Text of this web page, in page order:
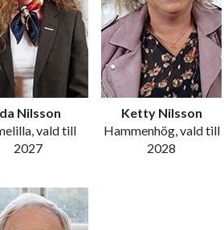
Nilsson
vald till
2027
Ketty Nilsson
Hammenhög, vald till
2028